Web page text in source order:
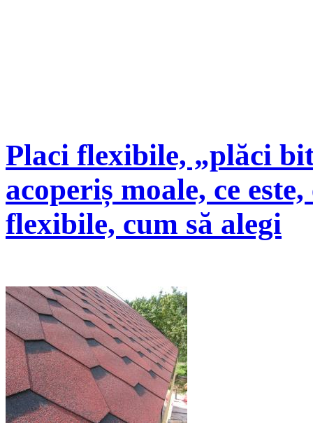
Placi flexibile, „plăci
acoperiș moale, ce
flexibile, cum să alegi